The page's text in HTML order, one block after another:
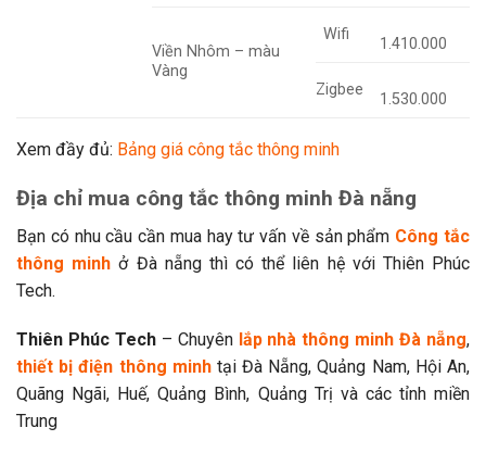
Viền Nhôm – màu
Vàng
Wifi
1.410.000
Zigbee
1.530.000
Xem đầy đủ: Bảng giá công tắc thông minh
Địa chỉ mua công tắc thông minh Đà nẵng
Bạn có nhu cầu cần mua hay tư vấn về sản phẩm Công tắc
thông minh ở Đà nẵng thì có thể liên hệ với Thiên Phúc
Tech.
Thiên Phúc Tech– Chuyên lắp nhà thông minh Đà nẵng,
thiết bị điện thông minhtại Đà Nẵng, Quảng Nam, Hội An,
Quãng Ngãi, Huế, Quảng Bình, Quảng Trị và các tỉnh miền
Trung